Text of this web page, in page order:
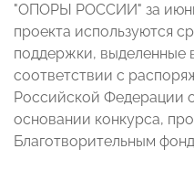
"ОПОРЫ РОССИИ" за июнь
проекта используются
поддержки, выделенные
соответствии с
Российской Федерации
основании конкурса,
Благотворительным